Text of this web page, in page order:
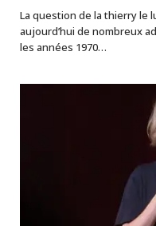
La question de la thierry le
aujourd’hui de nombreux
les années 1970…